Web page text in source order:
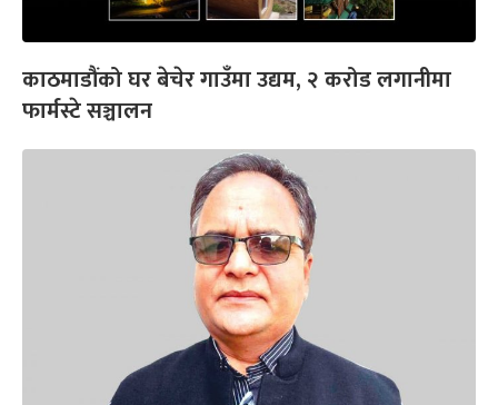
काठमाडौंको घर बेचेर गाउँमा उद्यम, २ करोड लगानीमा
फार्मस्टे सञ्चालन